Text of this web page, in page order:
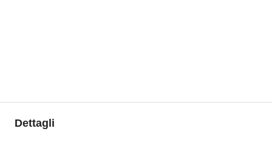
Dettagli